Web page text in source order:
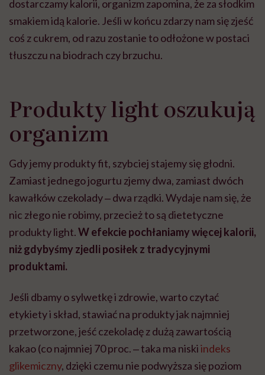
dostarczamy kalorii, organizm zapomina, że za słodkim
smakiem idą kalorie. Jeśli w końcu zdarzy nam się zjeść
coś z cukrem, od razu zostanie to odłożone w postaci
tłuszczu na biodrach czy brzuchu.
Produkty light oszukują
organizm
Gdy jemy produkty fit, szybciej stajemy się głodni.
Zamiast jednego jogurtu zjemy dwa, zamiast dwóch
kawałków czekolady ‒ dwa rządki. Wydaje nam się, że
nic złego nie robimy, przecież to są dietetyczne
produkty light.W efekcie pochłaniamy więcej kalorii,
niż gdybyśmy zjedli posiłek z tradycyjnymi
produktami.
Jeśli dbamy o sylwetkę i zdrowie, warto czytać
etykiety i skład, stawiać na produkty jak najmniej
przetworzone, jeść czekoladę z dużą zawartością
kakao (co najmniej 70 proc. ‒ taka ma niskiindeks
glikemiczny, dzięki czemu nie podwyższa się poziom